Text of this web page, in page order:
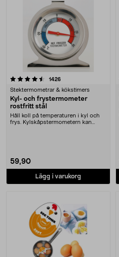
1426
Stektermometrar & kökstimers
Kyl- och frystermometer
rostfritt stål
Håll koll på temperaturen i kyl och
frys. Kylskåpstermometern kan
59,90
Lägg i varukorg
4.5 av 5 stjärnor